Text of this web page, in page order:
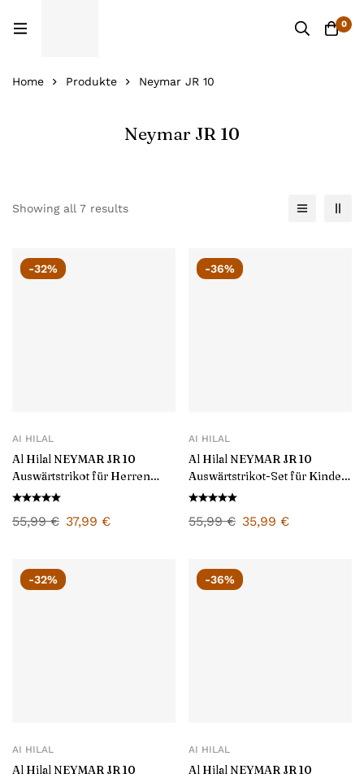
0
Home Produkte Neymar JR 10
Neymar JR 10
Showing all 7 results
-32%
AI HILAL
Al Hilal NEYMAR JR 10
Auswärtstrikot für Herren
2024/25
55,99€ 37,99 €
-36%
AI HILAL
Al Hilal NEYMAR JR 10
Auswärtstrikot-Set für Kinder
2024/25
55,99€ 35,99 €
-32%
AI HILAL
Al Hilal NEYMAR JR 10
-36%
AI HILAL
Al Hilal NEYMAR JR 10